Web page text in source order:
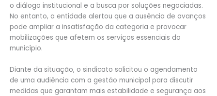
o diálogo institucional e a busca por soluções negociadas.
No entanto, a entidade alertou que a ausência de avanços
pode ampliar a insatisfação da categoria e provocar
mobilizações que afetem os serviços essenciais do
município.
Diante da situação, o sindicato solicitou o agendamento
de uma audiência com a gestão municipal para discutir
medidas que garantam mais estabilidade e segurança aos